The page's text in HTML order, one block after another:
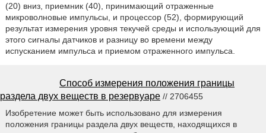
(20) вниз, приемник (40), принимающий отраженные
микроволновые импульсы, и процессор (52), формирующий
результат измерения уровня текучей среды и использующий для
этого сигналы датчиков и разницу во времени между
испусканием импульса и приемом отраженного импульса.
Способ измерения положения границы
раздела двух веществ в резервуаре // 2706455
Изобретение может быть использовано для измерения
положения границы раздела двух веществ, находящихся в